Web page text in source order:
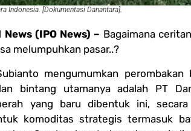
Indonesia. [Dokumentasi Danantara].
(IPO News) – Bagaimana
melumpuhkan pasar..?
mengumumkan
bintang utamanya adalah PT
yang baru dibentuk ini,
komoditas strategis termasuk